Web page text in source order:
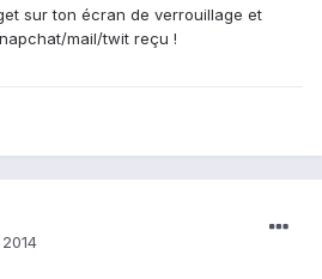
sur ton écran de verrouillage et
mail/twit reçu !